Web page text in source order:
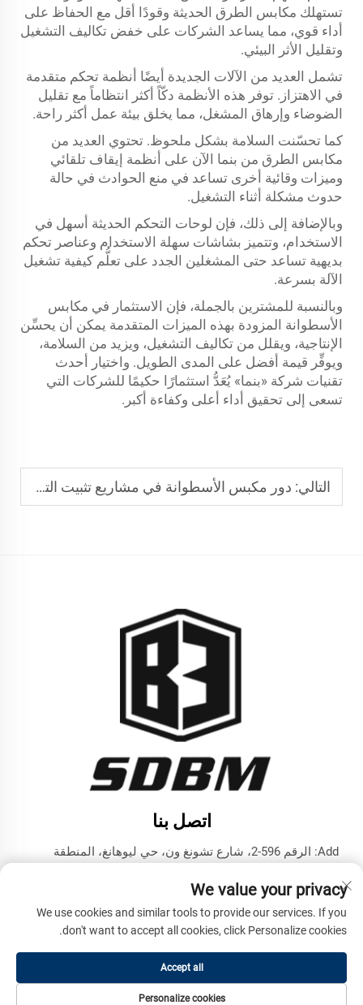
تستهلك مكابس الطرق الحديثة وقودًا أقل مع الحفاظ على
أداء قوي، مما يساعد الشركات على خفض تكاليف التشغيل
وتقليل الأثر البيئي.
تشمل العديد من الآلات الجديدة أيضًا أنظمة تحكم متقدمة
في الاهتزاز. توفر هذه الأنظمة دكّاً أكثر انتظاماً مع تقليل
الضوضاء وإرهاق المشغل، مما يخلق بيئة عمل أكثر راحة.
كما تحسّنت السلامة بشكل ملحوظ. تحتوي العديد من
مكابس الطرق من بنما الآن على أنظمة إيقاف تلقائي
وميزات وقائية أخرى تساعد في منع الحوادث في حالة
حدوث مشكلة أثناء التشغيل.
وبالإضافة إلى ذلك، فإن لوحات التحكم الحديثة أسهل في
الاستخدام، وتتميز بشاشات سهلة الاستخدام وعناصر تحكم
بديهية تساعد حتى المشغلين الجدد على تعلُّم كيفية تشغيل
الآلة بسرعة.
وبالنسبة للمشترين بالجملة، فإن الاستثمار في مكابس
الأسطوانة المزودة بهذه الميزات المتقدمة يمكن أن يحسِّن
الإنتاجية، ويقلل من تكاليف التشغيل، ويزيد من السلامة،
ويوفِّر قيمة أفضل على المدى الطويل. واختيار أحدث
تقنيات شركة «بنما» يُعَدُّ استثمارًا حكيمًا للشركات التي
تسعى إلى تحقيق أداء أعلى وكفاءة أكبر.
التالي: دور مكبس الأسطوانة في مشاريع تثبيت التربة
اتصل بنا
Add: الرقم 596-2، شارع تشونغ ون، حي ليوهانغ، المنطقة
هاتف:+86-17853787374
البريد الإلكتروني:[email protected]
المحدودة. جميع الحقوق محفوظة -
We value your privacy
We use cookies and similar tools to provide our services. If you
don't want to accept all cookies, click Personalize cookies.
Personalize cookies
Accept all